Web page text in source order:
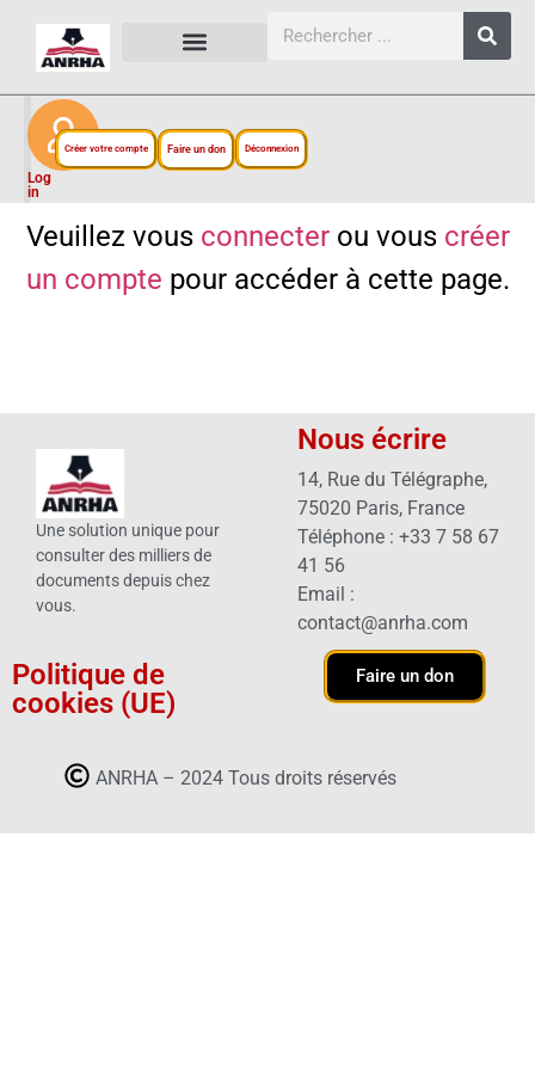
Log
in
Créer votre compte Faire un don Déconnexion
Veuillez vous connecterou vous créer
un compte pour accéder à cette page.
Une solution unique pour
consulter des milliers de
documents depuis chez
vous.
Politique de
cookies (UE)
Nous écrire
14, Rue du Télégraphe,
75020 Paris, France
Téléphone : +33 7 58 67
41 56
Email :
contact@anrha.com
Faire un don
ANRHA – 2024 Tous droits réservés